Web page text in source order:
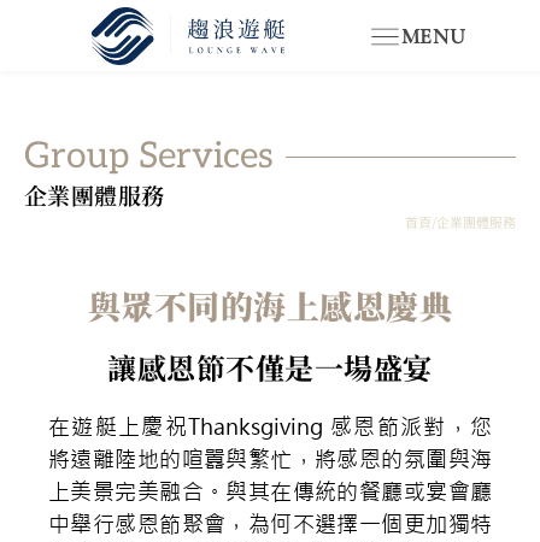
MENU
Group Services
企業團體服務
首頁/企業團體服務
與眾不同的海上感恩慶典
讓感恩節不僅是一場盛宴
在遊艇上慶祝Thanksgiving 感恩節派對，您
將遠離陸地的喧囂與繁忙，將感恩的氛圍與海
上美景完美融合。與其在傳統的餐廳或宴會廳
中舉行感恩節聚會，為何不選擇一個更加獨特